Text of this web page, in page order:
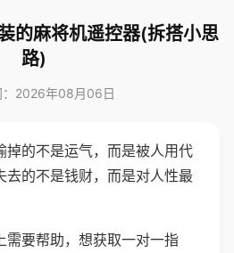
的麻将机遥控器(拆搭小思
路)
：2026年08月06日
掉的不是运气，而是被人用代
去的不是钱财，而是对人性最
需要帮助，想获取一对一指